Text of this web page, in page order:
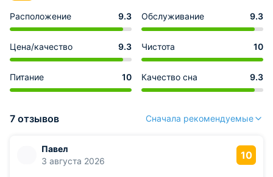
Расположение 9.3 Обслуживание 9.3
Цена/качество 9.3 Чистота 10
Питание 10 Качество сна 9.3
7 отзывов Сначала рекомендуемые
Павел
3 августа 2026
10